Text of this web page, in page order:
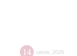
14 июля 2026